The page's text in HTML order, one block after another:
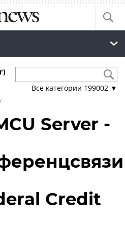
Все категории 199002 ▼
Server -
Credit